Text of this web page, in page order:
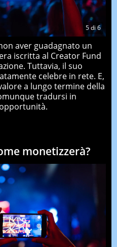
5di6
aver guadagnato un
iscritta al Creator Fund
Tuttavia, il suo
celebre in rete. E,
a lungo termine della
tradursi in
monetizzerà?